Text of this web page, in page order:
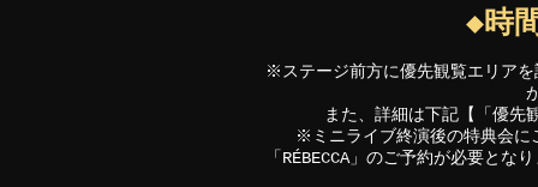
◆時
※ステージ前方に優先観覧エリア
また、詳細は下記【「優先
※ミニライブ終演後の特典会に
「RÉBECCA」のご予約が必要と